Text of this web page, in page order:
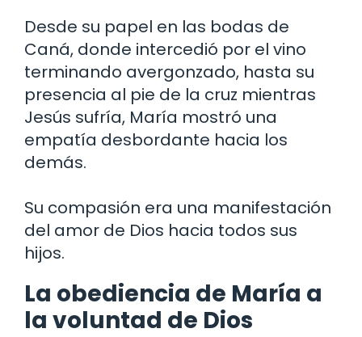
Desde su papel en las bodas de
Caná, donde intercedió por el vino
terminando avergonzado, hasta su
presencia al pie de la cruz mientras
Jesús sufría, María mostró una
empatía desbordante hacia los
demás.
Su compasión era una manifestación
del amor de Dios hacia todos sus
hijos.
La obediencia de María a
la voluntad de Dios